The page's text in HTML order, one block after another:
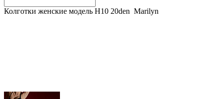
Колготки женские модель H10 20den Marilyn